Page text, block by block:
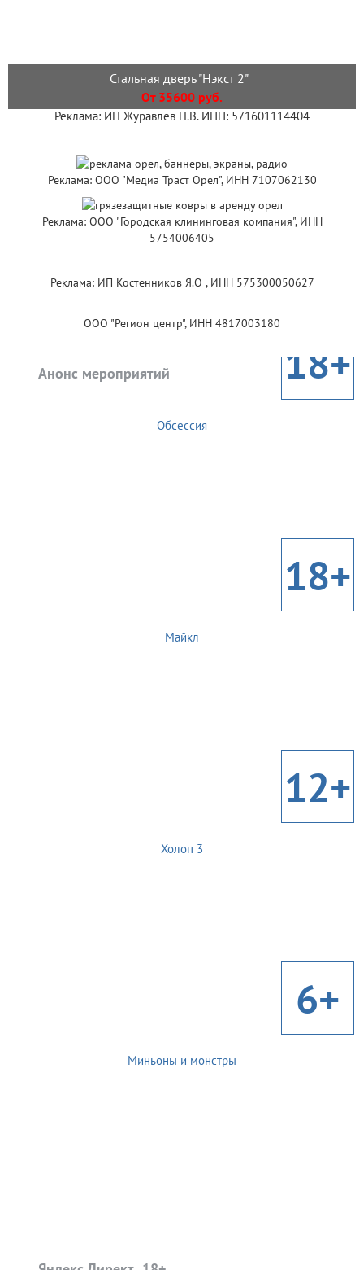
Стальная дверь "Нэкст 2"
От 35600 руб.
Реклама: ИП Журавлев П.В. ИНН: 571601114404
Реклама: ООО "Медиа Траст Орёл", ИНН 7107062130
Реклама: ООО "Городская клининговая компания", ИНН
5754006405
Реклама: ИП Костенников Я.О , ИНН 575300050627
ООО "Регион центр", ИНН 4817003180
Анонс мероприятий 18+
Обсессия
18+
Майкл
12+
Холоп 3
6+
Миньоны и монстры